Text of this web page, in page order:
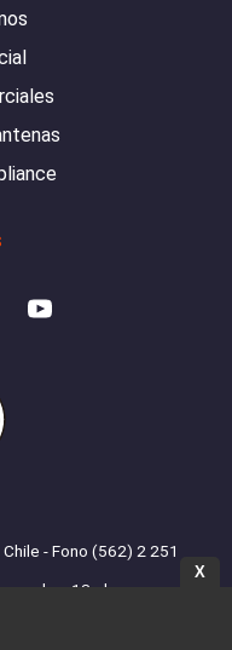
- Fono (562) 2 251
13.cl
X